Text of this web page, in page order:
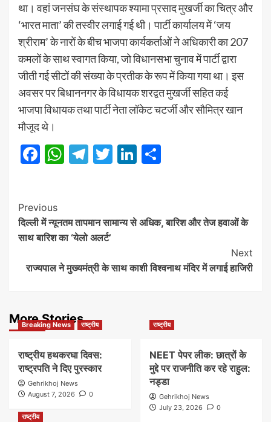
था। वहां जनसंघ के संस्थापक श्यामा प्रसाद मुखर्जी का चित्र और
‘भारत माता’ की तस्वीर लगाई गई थी। पार्टी कार्यालय में ‘जय
श्रीराम’ के नारों के बीच भाजपा कार्यकर्ताओं ने अधिकारी का 207
कमलों के साथ स्वागत किया, जो विधानसभा चुनाव में पार्टी द्वारा
जीती गई सीटों की संख्या के प्रतीक के रूप में किया गया था। इस
अवसर पर बिधाननगर के विधायक शरद्वत मुखर्जी सहित कई
भाजपा विधायक तथा पार्टी नेता लॉकेट चटर्जी और सौमित्र खान
मौजूद थे।
Facebook
WhatsApp
Telegram
TwitterLinkedIn
Post
Navigation
Previous
दिल्ली में न्यूनतम तापमान सामान्य से अधिक, बारिश और तेज हवाओं के
साथ बारिश का ‘येलो अलर्ट’
Next
राज्यपाल ने मुख्यमंत्री के साथ काशी विश्वनाथ मंदिर में लगाई हाजिरी
More Stories
Breaking News राष्ट्रीय
राष्ट्रीय हथकरघा दिवस:
राष्ट्रपति ने दिए पुरस्कार
Gehrikhoj News
August 7, 2026
0
राष्ट्रीय
NEET पेपर लीक: छात्रों के
मुद्दे पर राजनीति कर रहे राहुल:
नड्डा
Gehrikhoj News
July 23, 2026
0
राष्ट्रीय